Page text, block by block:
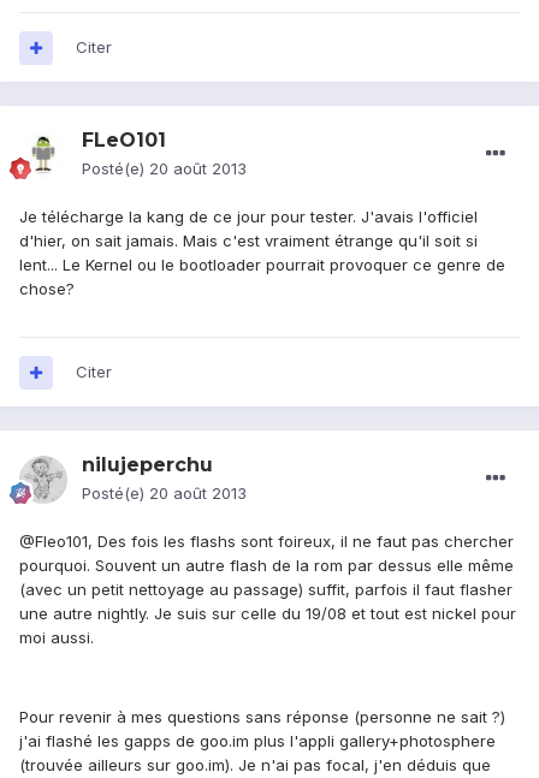
Citer
FLeO101
Posté(e) 20 août 2013
Je télécharge la kang de ce jour pour tester. J'avais l'officiel
d'hier, on sait jamais. Mais c'est vraiment étrange qu'il soit si
lent... Le Kernel ou le bootloader pourrait provoquer ce genre de
chose?
Citer
nilujeperchu
Posté(e) 20 août 2013
@Fleo101, Des fois les flashs sont foireux, il ne faut pas chercher
pourquoi. Souvent un autre flash de la rom par dessus elle même
(avec un petit nettoyage au passage) suffit, parfois il faut flasher
une autre nightly. Je suis sur celle du 19/08 et tout est nickel pour
moi aussi.
Pour revenir à mes questions sans réponse (personne ne sait ?)
j'ai flashé les gapps de goo.im plus l'appli gallery+photosphere
(trouvée ailleurs sur goo.im). Je n'ai pas focal, j'en déduis que